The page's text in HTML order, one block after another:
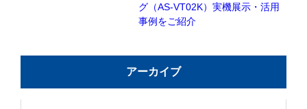
グ（AS-VT02K）実機展示・活用
事例をご紹介
アーカイブ